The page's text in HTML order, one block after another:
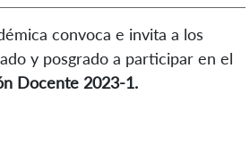
convoca e invita a los
y posgrado a participar en el
Docente 2023-1.